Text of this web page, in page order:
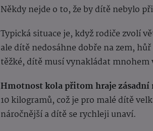
Někdy nejde o to, že by dítě nebylo
Typická situace je, když rodiče zvolí
ale dítě nedosáhne dobře na zem,
těžké, dítě musí vynakládat
Hmotnost kola přitom hraje
10 kilogramů, což je pro malé dítě
náročnější a dítě se rychleji unaví.